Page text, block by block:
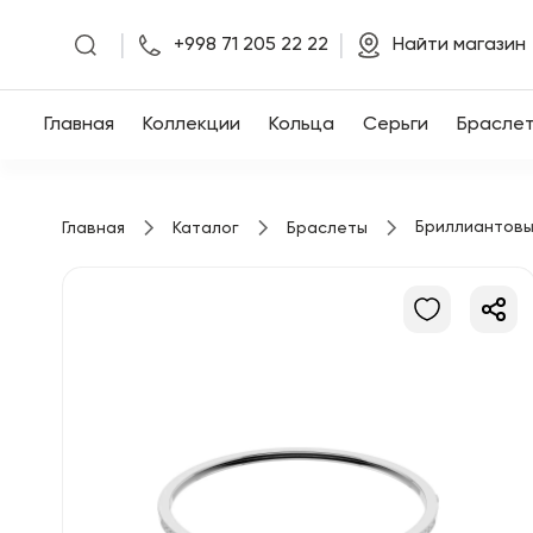
Главная
+998 71 205 22 22 Найти магазин
Главная Коллекции Кольца Серьги
Главная Каталог Браслеты